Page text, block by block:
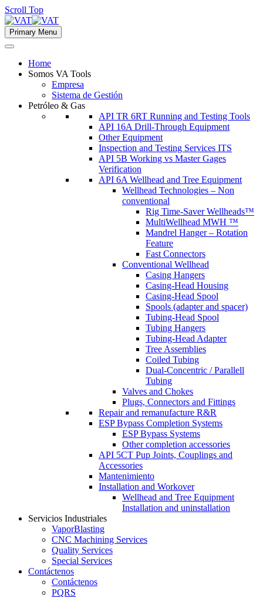
Scroll Top
Primary Menu
Home
Somos VA Tools
Empresa
Sistema de Gestión
Petróleo & Gas
API TR 6RT Running and Testing Tools
API 16A Drill-Through Equipment
Other Equipment
Inspection and Testing Services ITS
API 5B Working vs Master Gages
Verification
API 6A Wellhead and Tree Equipment
Wellhead Technologies – Non
conventional
Rig Time-Saver Wellheads™
MultiWellhead MWH ™
Mandrel Hanger – Rotation
Feature
Fast Connectors
Conventional Wellhead
Casing Hangers
Casing-Head Housing
Casing-Head Spool
Spools (adapter and spacer)
Tubing-Head Spool
Tubing Hangers
Tubing-Head Adapter
Tree Assemblies
Coiled Tubing
Dual-Concentric / Parallell
Tubing
Valves and Chokes
Plugs, Connectors and Fittings
Repair and remanufacture R&R
ESP Bypass Completion Systems
ESP Bypass Systems
Other completion accessories
API 5CT Pup Joints, Couplings and
Accessories
Mantenimiento
Installation and Workover
Wellhead and Tree Equipment
Installation and uninstallation
Servicios Industriales
VaporBlasting
CNC Machining Services
Quality Services
Special Services
Contáctenos
Contáctenos
PQRS